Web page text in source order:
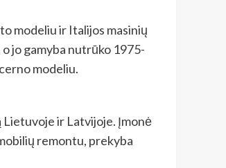
modeliu ir Italijos masinių
jo gamyba nutrūko 1975-
modeliu.
Lietuvoje ir Latvijoje. Įmonė
remontu, prekyba